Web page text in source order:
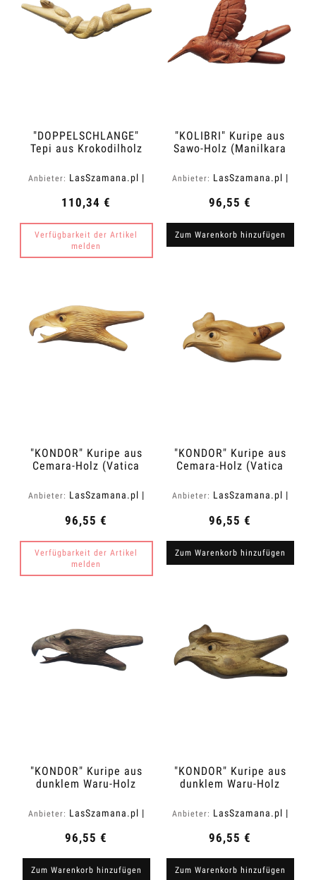
"DOPPELSCHLANGE"
Tepi aus Krokodilholz
Anbieter: LasSzamana.pl |
110,34 €
Verfügbarkeit der Artikel
melden
"KOLIBRI" Kuripe aus
Sawo-Holz (Manilkara
Anbieter: LasSzamana.pl |
96,55 €
Zum Warenkorb hinzufügen
"KONDOR" Kuripe aus
Cemara-Holz (Vatica
Anbieter: LasSzamana.pl |
96,55 €
Verfügbarkeit der Artikel
melden
"KONDOR" Kuripe aus
Cemara-Holz (Vatica
Anbieter: LasSzamana.pl |
96,55 €
Zum Warenkorb hinzufügen
"KONDOR" Kuripe aus
dunklem Waru-Holz
Anbieter: LasSzamana.pl |
96,55 €
Zum Warenkorb hinzufügen
"KONDOR" Kuripe aus
dunklem Waru-Holz
Anbieter: LasSzamana.pl |
96,55 €
Zum Warenkorb hinzufügen